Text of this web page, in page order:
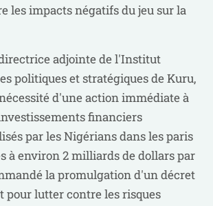
les impacts négatifs du jeu sur la
adjointe de l'Institut
politiques et stratégiques de Kuru,
d'une action immédiate à
financiers
par les Nigérians dans les paris
à environ 2 milliards de dollars par
la promulgation d'un décret
pour lutter contre les risques